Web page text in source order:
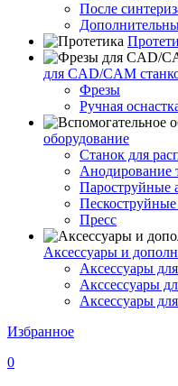
После
для CAD/CAM
Фрезы
Ручная
оборудование
Станок для
Анодирование
Пароструйные
Пресс
Аксессуары и
Аксессуары
Акссессуары
Аксессуары
Избранное
0